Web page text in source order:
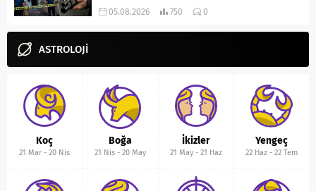
05.08.2026 750 0
ASTROLOJİ
Koç
21 Mar -20 Nis
Boğa
21 Nis- 20 May
İkizler
21 May- 21 Haz
Yengeç
22 Haz- 22 Tem